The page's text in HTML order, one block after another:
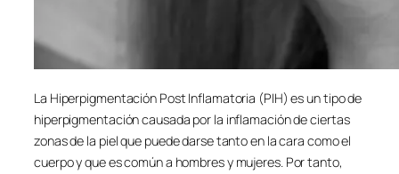
La Hiperpigmentación Post Inflamatoria (PIH) es un tipo de
hiperpigmentación causada por la inflamación de ciertas
zonas de la piel que puede darse tanto en la cara como el
cuerpo y que es común a hombres y mujeres. Por tanto,